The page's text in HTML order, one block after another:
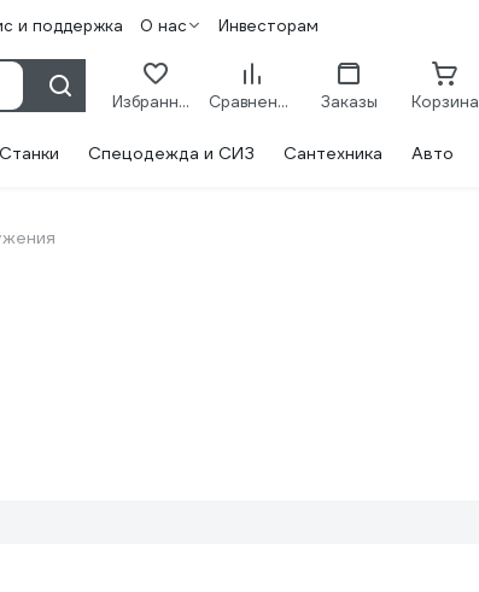
и поддержка О нас Инвесторам
Избранное Сравнение Заказы Корзина
Станки Спецодежда и СИЗ Сантехника Авто